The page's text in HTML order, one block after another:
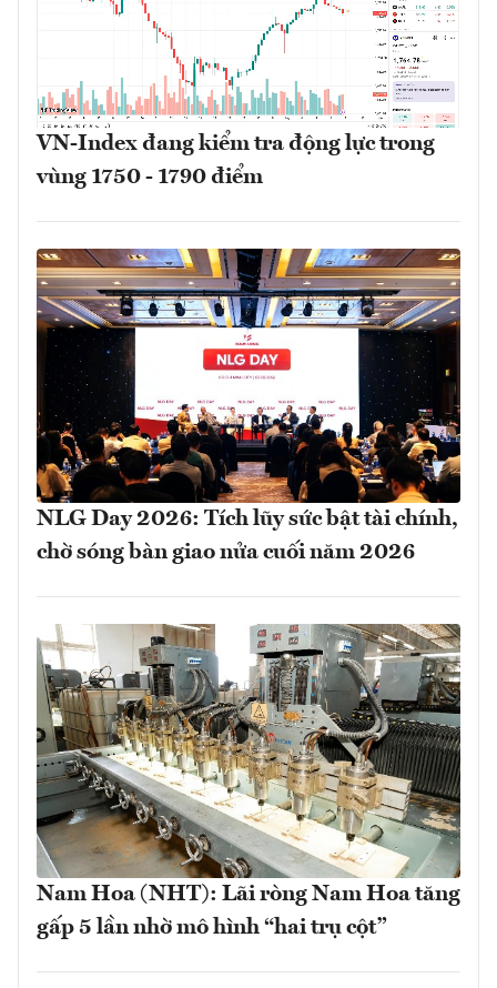
VN-Index đang kiểm tra động lực trong
vùng 1750 - 1790 điểm
NLG Day 2026: Tích lũy sức bật tài chính,
chờ sóng bàn giao nửa cuối năm 2026
Nam Hoa (NHT): Lãi ròng Nam Hoa tăng
gấp 5 lần nhờ mô hình “hai trụ cột”